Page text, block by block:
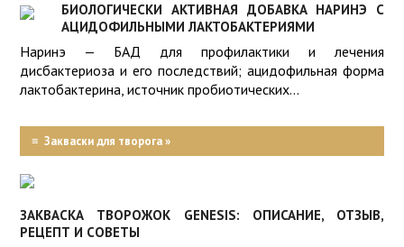
БИОЛОГИЧЕСКИ АКТИВНАЯ ДОБАВКА НАРИНЭ С
АЦИДОФИЛЬНЫМИ ЛАКТОБАКТЕРИЯМИ
Наринэ — БАД для профилактики и лечения
дисбактериоза и его последствий; ацидофильная форма
лактобактерина, источник пробиотических...
≡ Закваски для творога »
ЗАКВАСКА ТВОРОЖОК GENESIS: ОПИСАНИЕ, ОТЗЫВ,
РЕЦЕПТ И СОВЕТЫ